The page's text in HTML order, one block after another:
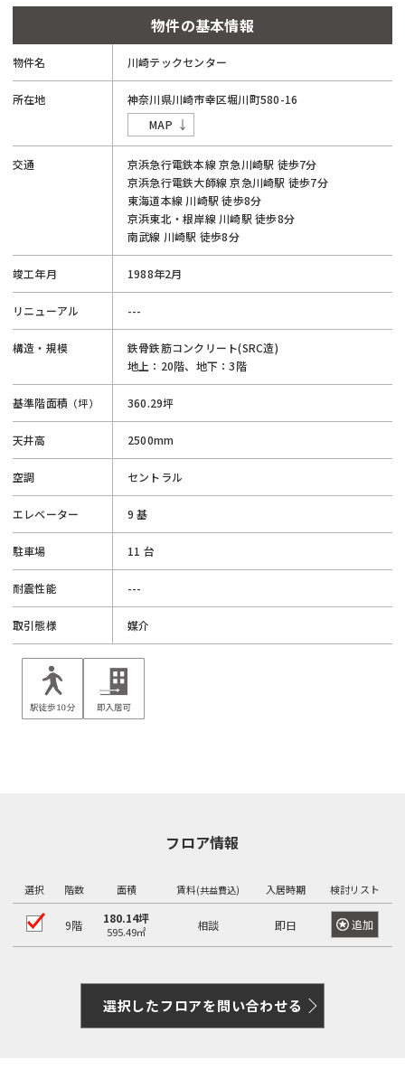
物件の基本情報
物件名 川崎テックセンター
所在地 神奈川県川崎市幸区堀川町580-16
MAP
交通 京浜急行電鉄本線京急川崎駅 徒歩7分
京浜急行電鉄大師線 京急川崎駅 徒歩7分
東海道本線 川崎駅 徒歩8分
京浜東北・根岸線 川崎駅 徒歩8分
南武線 川崎駅 徒歩8分
竣工年月 1988年2月
リニューアル ---
構造・規模
鉄骨鉄筋コンクリート(SRC造)
地上：20階、地下：3階
基準階面積 （坪） 360.29坪
天井高 2500mm
空調 セントラル
エレベーター 9 基
駐車場 11 台
耐震性能 ---
取引態様 媒介
フロア情報
選択 階数 面積 賃料(共益費込) 入居時期 検討リスト
9階 180.14坪
595.49㎡ 相談 即日 追加
選択したフロアを問い合わせる